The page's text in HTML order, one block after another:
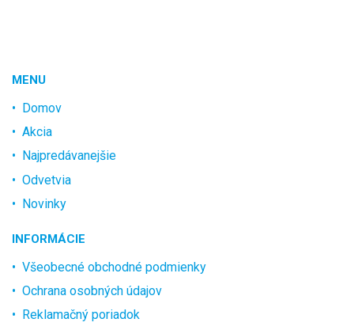
MENU
Domov
Akcia
Najpredávanejšie
Odvetvia
Novinky
INFORMÁCIE
Všeobecné obchodné podmienky
Ochrana osobných údajov
Reklamačný poriadok